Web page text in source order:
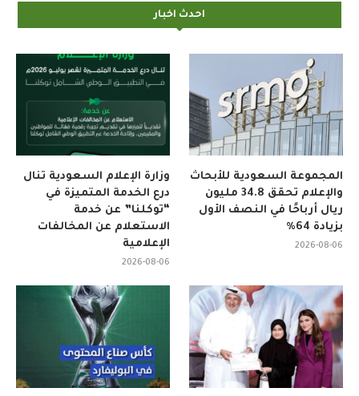
احدث اخبار
وزارة الإعلام السعودية تنال
درع الخدمة المتميزة في
“توكلنا” عن خدمة
الاستعلام عن المخالفات
الإعلامية
2026-08-06
المجموعة السعودية للأبحاث
والإعلام تحقق 34.8 مليون
ريال أرباحًا في النصف الأول
بزيادة 64%
2026-08-06